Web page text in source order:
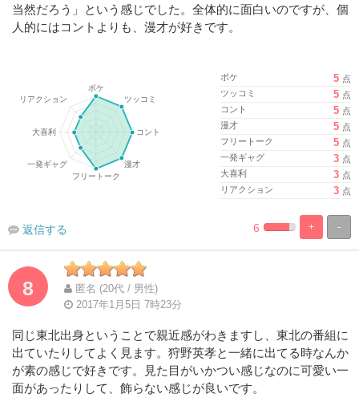
当然だろう」という感じでした。全体的に面白いのですが、個
人的にはコントよりも、漫才が好きです。
ボケ 5 点
ツッコミ
5 点
コント
5 点
漫才
5 点
フリートーク
5 点
一発ギャグ
3 点
大喜利
3 点
リアクション
3 点
-
+
%
100%
6
返信する
8
匿名 (20代 / 男性)
2017年1月5日 7時23分
同じ東北出身ということで親近感がわきますし、東北の番組に
出ていたりしてよく見ます。狩野英孝と一緒に出てる時なんか
が素の感じで好きです。見た目がいかつい感じなのに可愛い一
面があったりして、飾らない感じが良いです。